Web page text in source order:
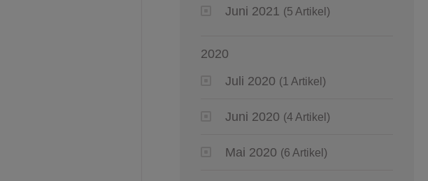
Juni 2021 (5 Artikel)
2020
Juli 2020 (1 Artikel)
Juni 2020 (4 Artikel)
Mai 2020 (6 Artikel)